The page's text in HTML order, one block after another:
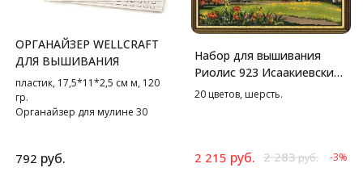
ОРГАНАЙЗЕР WELLCRAFT
ДЛЯ ВЫШИВАНИЯ
пластик, 17,5*11*2,5 см м, 120
гр.
Органайзер для мулине 30
792 руб.
Набор для вышивания
Риолис 923 Исаакиевский
собор, 46*40 см
20 цветов, шерсть.
2 215 руб. 2 283руб. -3%